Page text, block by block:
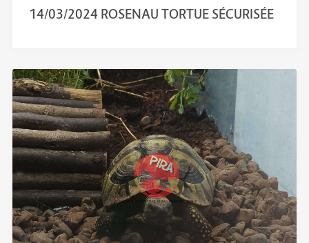
14/03/2024 ROSENAU TORTUE SÉCURISÉE